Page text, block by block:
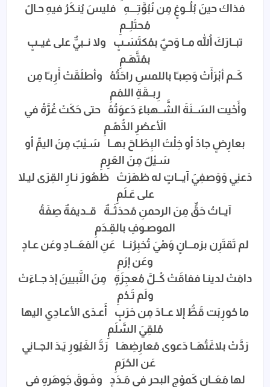
فذاك حينَ بُلُــوغٍ مِن نُبُوَّتِــــهِ فليسَ يُنـكَرُ فيهِ حـالُ
مُحتَلِــمِ
تبــارَكَ اللهُ مــا وَحيٌ بمُكتَسَـبٍ ولا نــبيٌّ على غيــبٍ
بمُتَّهَـمِ
كَــم أبْرَأَتْ وَصِبـًا باللمسِ راحَتُهُ وأطلَقَتْ أَرِبـًا مِن
رِبــقَةِ اللمَمِ
وأَحْيت السَــنَةَ الشَّــهباءَ دَعوَتُهُ حتى حَكَتْ غُرَّةً في
الأَعصُرِ الدُّهُـمِ
بعارِضٍ جادَ أو خِلْتَ البِطَـاحَ بهــا سَـيْبٌ مِنَ اليمِّ أو
سَـيْلٌ مِنَ العَرِمِ
دَعنِي وَوَصفِيَ آيـــاتٍ له ظهَرَتْ ظهُورَ نـارِ القِرَى ليـلا
على عَـلَمِ
آيــاتُ حَقٍّ مِنَ الرحمنِ مُحدَثَــةٌ قــديمَةٌ صِفَةُ
الموصـوفِ بالقِـدَمِ
لم تَقتَرِن بزمـــانٍ وَهْيَ تُخبِرُنــا عَنِ المَعَـــادِ وعَن عـادٍ
وعَن إرَمِ
دامَتْ لدينـا ففاقَتْ كُــلَّ مُعجِزَةٍ مِنَ النَّبيينَ إذ جــاءَتْ
ولَم تَـدُمِ
ما حُورِبَت قَطُّ إلا عــادَ مِن حَرَبٍ أَعـدَى الأعـادِي اليها
مُلقِيَ السَّلَمِ
رَدَّتْ بلاغَتُهَــا دَعوى مُعارِضِهَـا رَدَّ الغَيُورِ يَـدَ الجــانِي
عَن الحُرَمِ
لها مَعَــانٍ كَموْجِ البحرِ في مَـدَدٍ وفَـوقَ جَوهَرِهِ في